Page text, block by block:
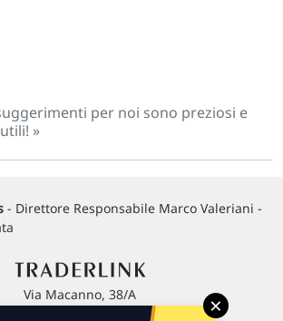
per noi sono preziosi e
»
- Direttore Responsabile Marco Valeriani -
Via Macanno, 38/A
×